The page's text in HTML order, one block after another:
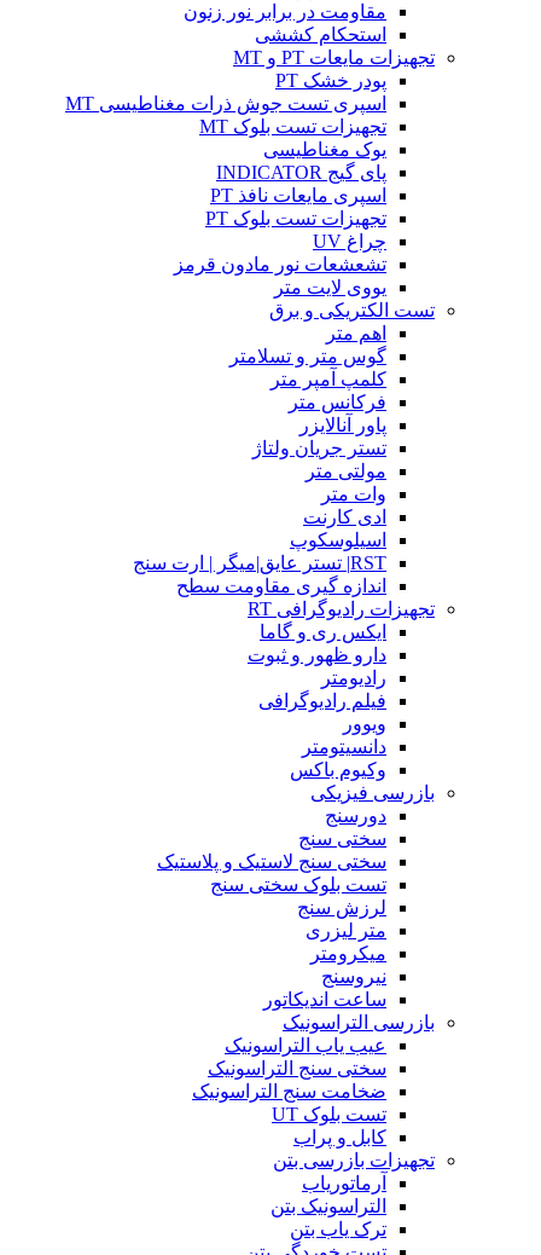
مقاومت در برابر نور زنون
استحکام کششی
تجهیزات مایعات PT و MT
پودر خشک PT
اسپری تست جوش ذرات مغناطیسی MT
تجهیزات تست بلوک MT
یوک مغناطیسی
پای گیج INDICATOR
اسپری مایعات نافذ PT
تجهیزات تست بلوک PT
چراغ UV
تشعشعات نور مادون قرمز
یووی لایت متر
تست الکتریکی و برق
اهم متر
گوس متر و تسلامتر
کلمپ آمپر متر
فرکانس متر
پاور آنالایزر
تستر جریان ولتاژ
مولتی متر
وات متر
ادی کارنت
اسیلوسکوپ
RST| تستر عایق|میگر | ارت سنج
اندازه گیری مقاومت سطح
تجهیزات رادیوگرافی RT
ایکس ری و گاما
دارو ظهور و ثبوت
رادیومتر
فیلم رادیوگرافی
ویوور
دانسیتومتر
وکیوم باکس
بازرسی فیزیکی
دورسنج
سختی سنج
سختی سنج لاستیک و پلاستیک
تست بلوک سختی سنج
لرزش سنج
متر لیزری
میکرومتر
نیروسنج
ساعت اندیکاتور
بازرسی التراسونیک
عیب یاب التراسونیک
سختی سنج التراسونیک
ضخامت سنج التراسونیک
تست بلوک UT
کابل و پراب
تجهیزات بازرسی بتن
آرماتوریاب
التراسونیک بتن
ترک یاب بتن